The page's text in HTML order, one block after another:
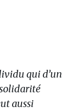
qui d’un
aussi